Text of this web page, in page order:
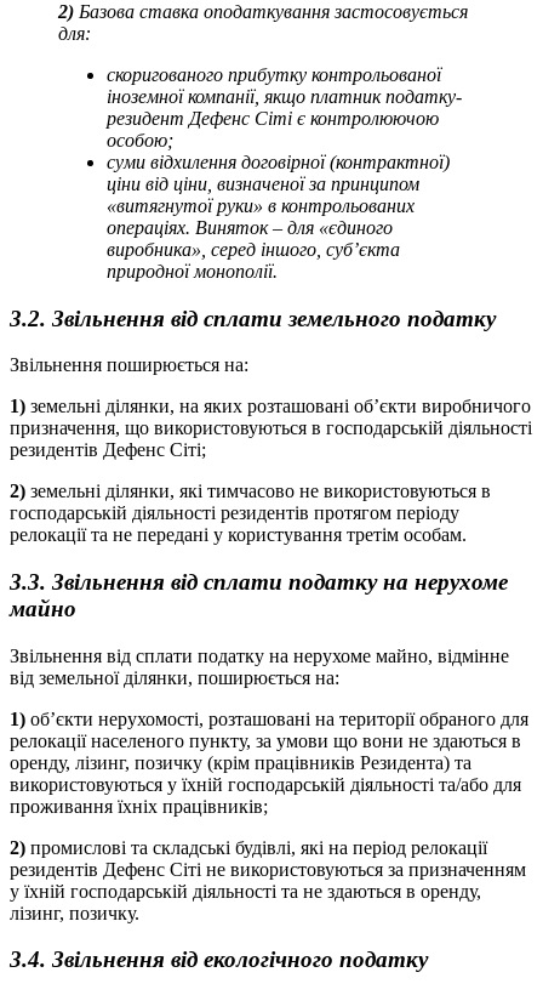
2) Базова ставка оподаткування застосовується
для:
скоригованого прибутку контрольованої
іноземної компанії, якщо платник податку-
резидент Дефенс Сіті є контролюючою
особою;
суми відхилення договірної (контрактної)
ціни від ціни, визначеної за принципом
«витягнутої руки» в контрольованих
операціях. Виняток – для «єдиного
виробника», серед іншого, суб’єкта
природної монополії.
3.2. Звільнення від сплати земельного податку
Звільнення поширюється на:
1) земельні ділянки, на яких розташовані об’єкти виробничого
призначення, що використовуються в господарській діяльності
резидентів Дефенс Сіті;
2) земельні ділянки, які тимчасово не використовуються в
господарській діяльності резидентів протягом періоду
релокації та не передані у користування третім особам.
3.3. Звільнення від сплати податку на нерухоме
майно
Звільнення від сплати податку на нерухоме майно, відмінне
від земельної ділянки, поширюється на:
1) об’єкти нерухомості, розташовані на території обраного для
релокації населеного пункту, за умови що вони не здаються в
оренду, лізинг, позичку (крім працівників Резидента) та
використовуються у їхній господарській діяльності та/або для
проживання їхніх працівників;
2) промислові та складські будівлі, які на період релокації
резидентів Дефенс Сіті не використовуються за призначенням
у їхній господарській діяльності та не здаються в оренду,
лізинг, позичку.
3.4. Звільнення від екологічного податку